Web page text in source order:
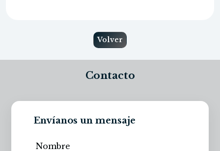
Volver
Contacto
Envíanos un mensaje